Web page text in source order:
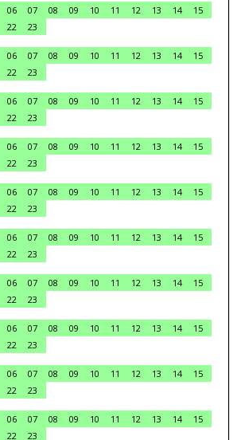
06 07 08 09 10 11 12 13 14
15
22
23
06 07 08 09 10 11 12 13 14
15
22
23
06 07 08 09 10 11 12 13 14
15
22
23
06 07 08 09 10 11 12 13 14
15
22
23
06 07 08 09 10 11 12 13 14
15
22
23
06 07 08 09 10 11 12 13 14
15
22
23
06 07 08 09 10 11 12 13 14
15
22
23
06 07 08 09 10 11 12 13 14
15
22
23
06 07 08 09 10 11 12 13 14
15
22
23
06 07 08 09 10 11 12 13 14
15
22
23